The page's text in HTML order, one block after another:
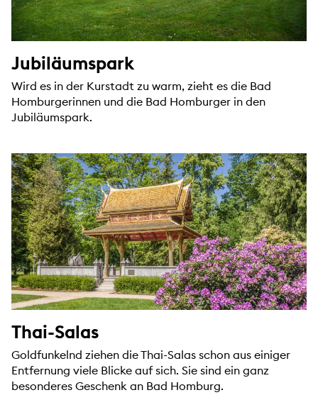
Jubiläumspark
Wird es in der Kurstadt zu warm, zieht es die Bad
Homburgerinnen und die Bad Homburger in den
Jubiläumspark.
Thai-Salas
Goldfunkelnd ziehen die Thai-Salas schon aus einiger
Entfernung viele Blicke auf sich. Sie sind ein ganz
besonderes Geschenk an Bad Homburg.